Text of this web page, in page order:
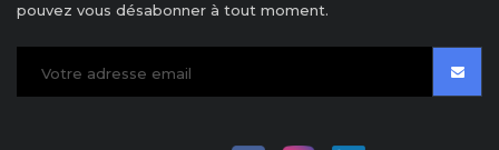
pouvez vous désabonner à tout moment.